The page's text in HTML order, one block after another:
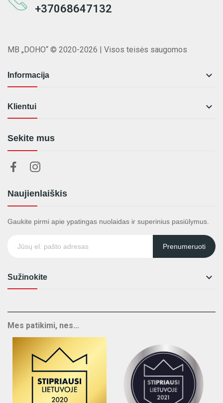
+37068647132
MB „DOHO“ © 2020-2026 | Visos teisės saugomos
Informacija 
Klientui 
Sekite mus
Naujienlaiškis
Gaukite pirmi apie ypatingas nuolaidas ir superinius pasiūlymus.
Prenumeruoti
Sužinokite 
Mes patikimi, nes...